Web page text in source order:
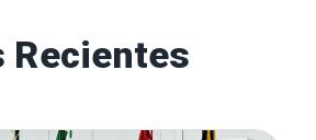
Recientes